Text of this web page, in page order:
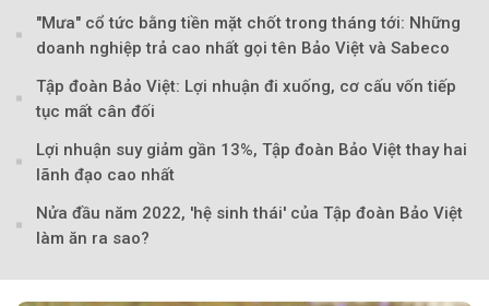
"Mưa" cổ tức bằng tiền mặt chốt trong tháng tới: Những
doanh nghiệp trả cao nhất gọi tên Bảo Việt và Sabeco
Tập đoàn Bảo Việt: Lợi nhuận đi xuống, cơ cấu vốn tiếp
tục mất cân đối
Lợi nhuận suy giảm gần 13%, Tập đoàn Bảo Việt thay hai
lãnh đạo cao nhất
Nửa đầu năm 2022, 'hệ sinh thái' của Tập đoàn Bảo Việt
làm ăn ra sao?